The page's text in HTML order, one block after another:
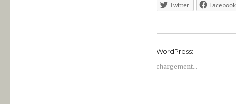
Twitter Facebook
WordPress:
chargement…